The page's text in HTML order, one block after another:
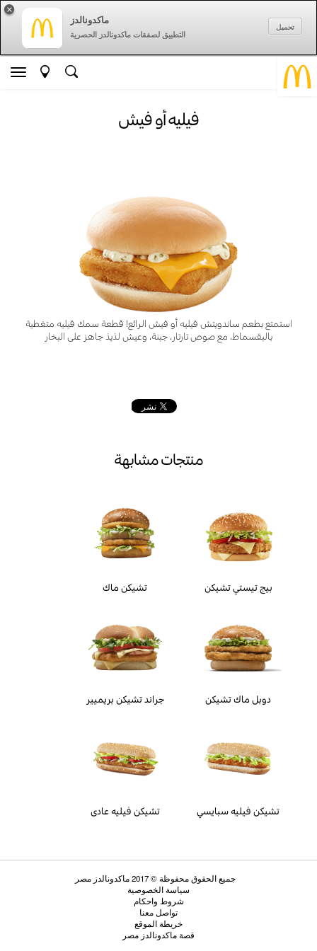
ماكدونالدز
التطبيق لصفقات ماكدونالدز الحصرية
تحميل
×
فيليه أو فيش
استمتع بطعم ساندويتش فيليه أو فيش الرائع! قطعة سمك فيليه متغطية
بالبقسماط، مع صوص تارتار، جبنة، وعيش لذيذ جاهز على البخار
منتجات مشابهة
بيج تيستي تشيكن تشيكن ماك
دوبل ماك تشيكن جراند تشيكن بريميير
تشيكن فيليه سبايسي تشيكن فيليه عادى
سياسة الخصوصية
شروط واحكام
تواصل معنا
خريطة الموقع
قصة ماكدونالدز مصر